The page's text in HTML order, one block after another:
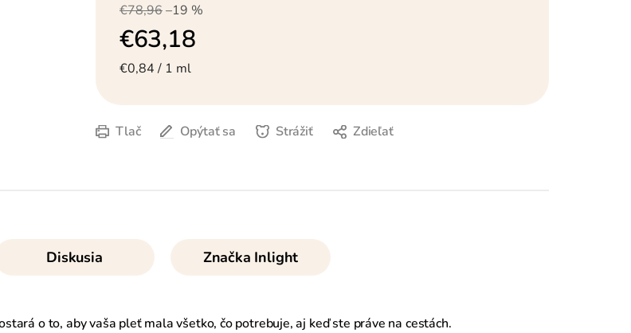
€78,96–19 %
€63,18
Jednotková cena:
€0,84 / 1 ml
Tlač Opýtať sa Strážiť Zdieľať
Diskusia Značka Inlight
o to, aby vaša pleť mala všetko, čo potrebuje, aj keď ste práve na cestách.